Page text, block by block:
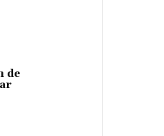
de